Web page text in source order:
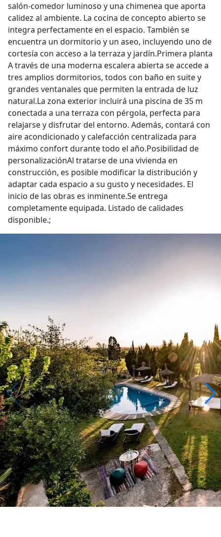
salón-comedor luminoso y una chimenea que aporta
calidez al ambiente. La cocina de concepto abierto se
integra perfectamente en el espacio. También se
encuentra un dormitorio y un aseo, incluyendo uno de
cortesía con acceso a la terraza y jardín.Primera planta
A través de una moderna escalera abierta se accede a
tres amplios dormitorios, todos con baño en suite y
grandes ventanales que permiten la entrada de luz
natural.La zona exterior incluirá una piscina de 35 m
conectada a una terraza con pérgola, perfecta para
relajarse y disfrutar del entorno. Además, contará con
aire acondicionado y calefacción centralizada para
máximo confort durante todo el año.Posibilidad de
personalizaciónAl tratarse de una vivienda en
construcción, es posible modificar la distribución y
adaptar cada espacio a su gusto y necesidades. El
inicio de las obras es inminente.Se entrega
completamente equipada. Listado de calidades
disponible.;